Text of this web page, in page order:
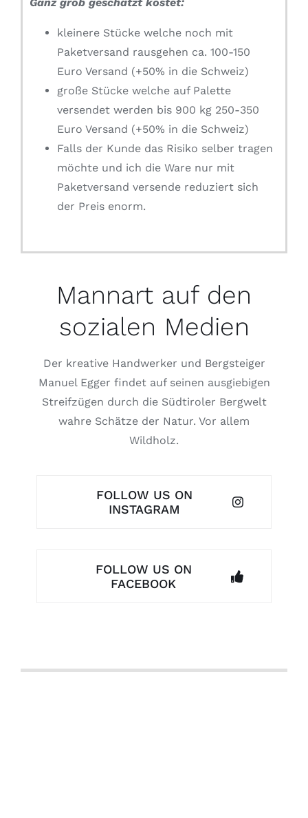
kleinere Stücke welche noch mit
Paketversand rausgehen ca. 100-150
Euro Versand (+50% in die Schweiz)
große Stücke welche auf Palette
versendet werden bis 900 kg 250-350
Euro Versand (+50% in die Schweiz)
Falls der Kunde das Risiko selber tragen
möchte und ich die Ware nur mit
Paketversand versende reduziert sich
der Preis enorm.
Mannart auf den
sozialen Medien
Der kreative Handwerker und Bergsteiger
Manuel Egger findet auf seinen ausgiebigen
Streifzügen durch die Südtiroler Bergwelt
wahre Schätze der Natur. Vor allem
Wildholz.
FOLLOW US ON
INSTAGRAM
FOLLOW US ON
FACEBOOK